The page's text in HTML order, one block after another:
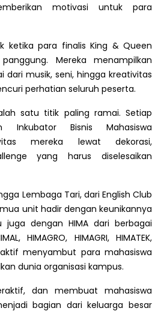
motivasi untuk para
ketika para finalis King & Queen
Mereka menampilkan
musik, seni, hingga kreativitas
perhatian seluruh peserta.
satu titik paling ramai. Setiap
Inkubator Bisnis Mahasiswa
mereka lewat dekorasi,
yang harus diselesaikan
Lembaga Tari, dari English Club
unit hadir dengan keunikannya
juga dengan HIMA dari berbagai
HIMAGRO, HIMAGRI, HIMATEK,
menyambut para mahasiswa
dunia organisasi kampus.
dan membuat mahasiswa
bagian dari keluarga besar